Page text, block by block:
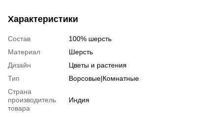
Характеристики
Состав
100% шерсть
Материал
Шерсть
Дизайн
Цветы и растения
Тип
Ворсовые|Комнатные
Страна
производитель
товара
Индия